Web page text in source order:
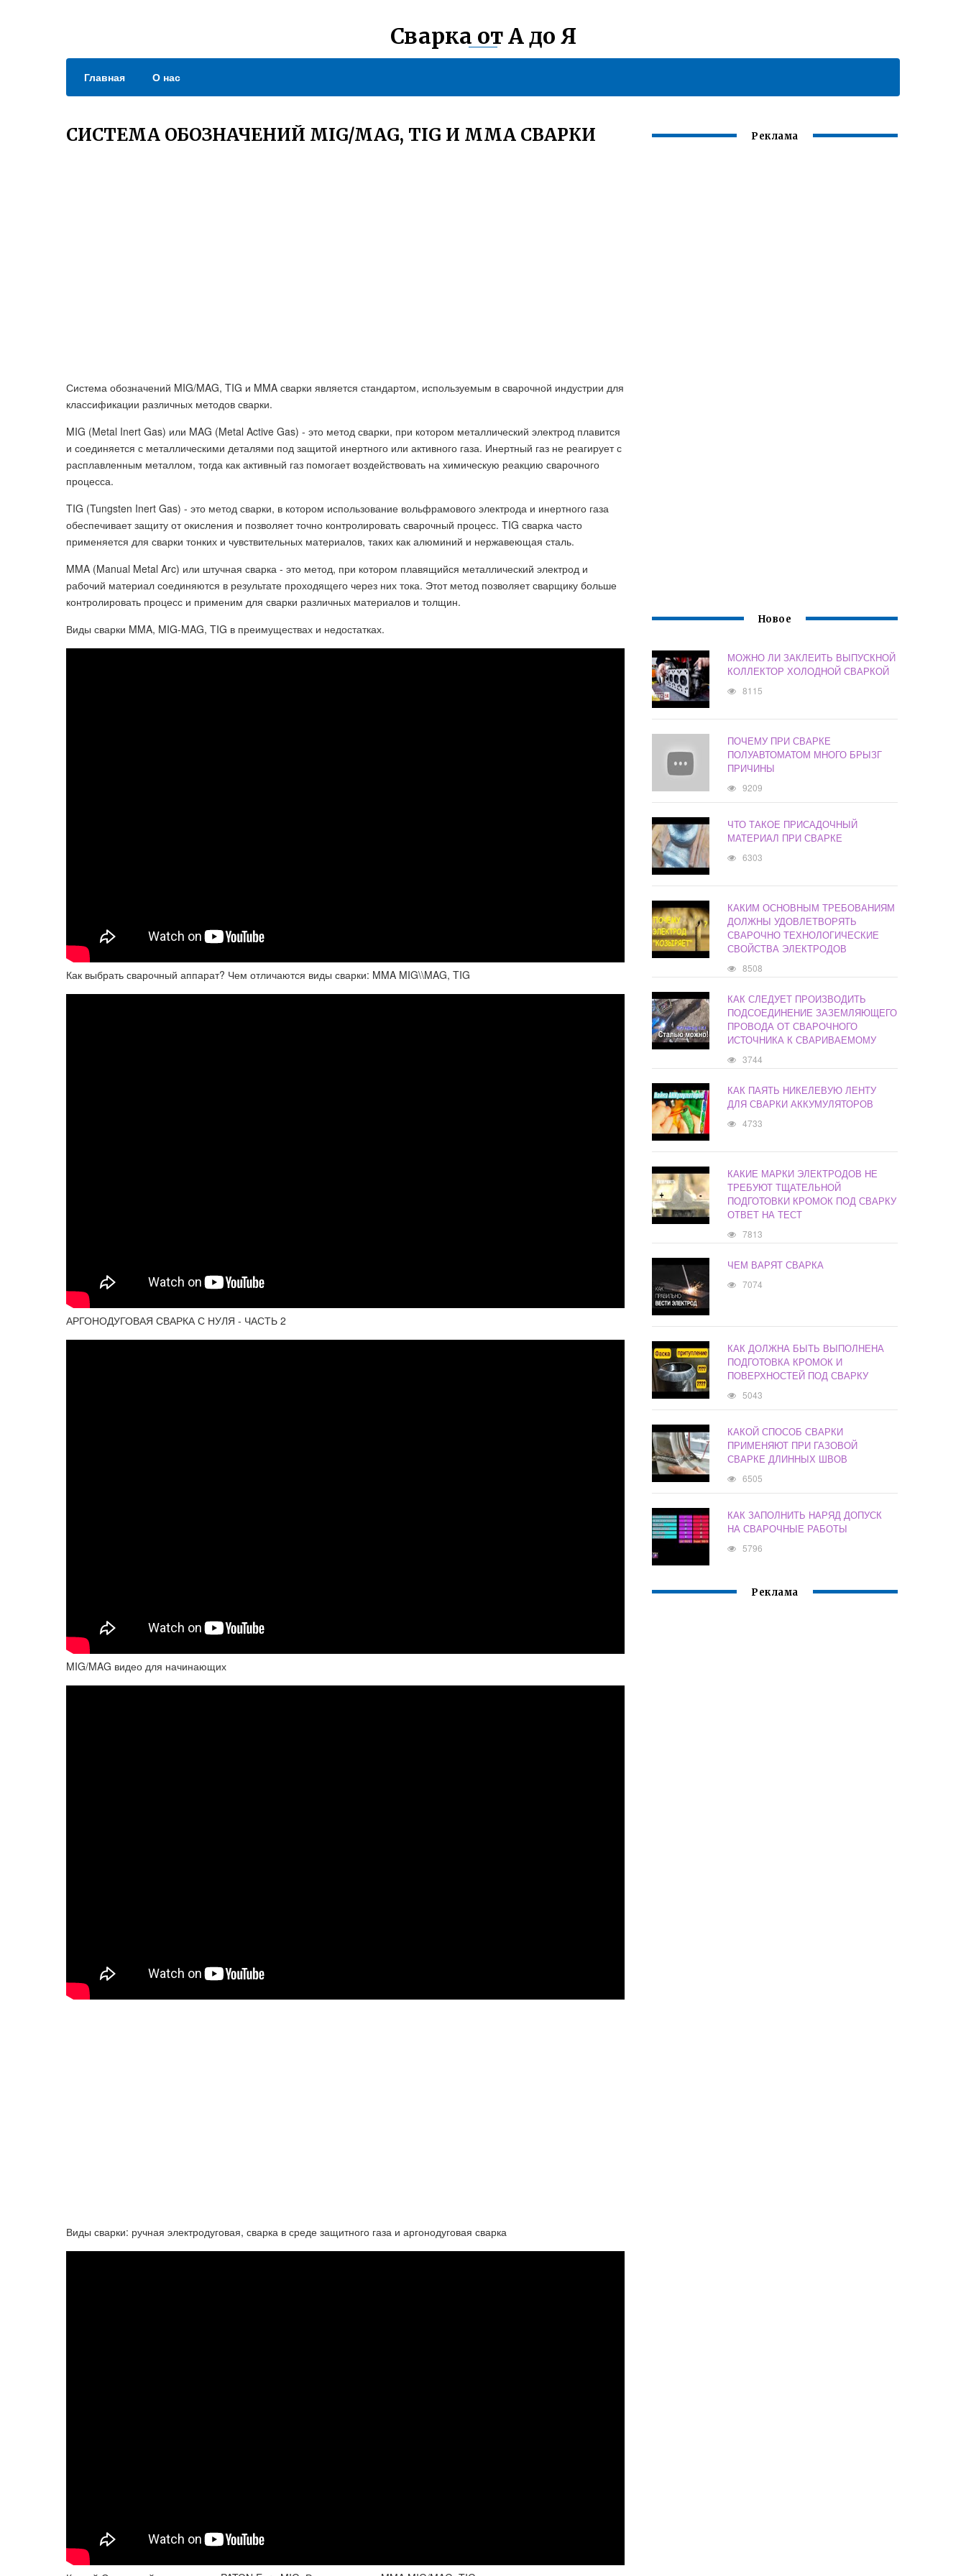
Сварка от А до Я
Главная О нас
СИСТЕМА ОБОЗНАЧЕНИЙ MIG/MAG, TIG И MMA СВАРКИ
Система обозначений MIG/MAG, TIG и MMA сварки является стандартом, используемым в сварочной индустрии для
классификации различных методов сварки.
MIG (Metal Inert Gas) или MAG (Metal Active Gas) - это метод сварки, при котором металлический электрод плавится
и соединяется с металлическими деталями под защитой инертного или активного газа. Инертный газ не реагирует с
расплавленным металлом, тогда как активный газ помогает воздействовать на химическую реакцию сварочного
процесса.
TIG (Tungsten Inert Gas) - это метод сварки, в котором использование вольфрамового электрода и инертного газа
обеспечивает защиту от окисления и позволяет точно контролировать сварочный процесс. TIG сварка часто
применяется для сварки тонких и чувствительных материалов, таких как алюминий и нержавеющая сталь.
MMA (Manual Metal Arc) или штучная сварка - это метод, при котором плавящийся металлический электрод и
рабочий материал соединяются в результате проходящего через них тока. Этот метод позволяет сварщику больше
контролировать процесс и применим для сварки различных материалов и толщин.
Виды сварки MMA, MIG-MAG, TIG в преимуществах и недостатках.
Как выбрать сварочный аппарат? Чем отличаются виды сварки: MMA MIG\\MAG, TIG
АРГОНОДУГОВАЯ СВАРКА С НУЛЯ - ЧАСТЬ 2
MIG/MAG видео для начинающих
Виды сварки: ручная электродуговая, сварка в среде защитного газа и аргонодуговая сварка
Реклама
Новое
МОЖНО ЛИ ЗАКЛЕИТЬ ВЫПУСКНОЙ
КОЛЛЕКТОР ХОЛОДНОЙ СВАРКОЙ
8115
ПОЧЕМУ ПРИ СВАРКЕ
ПОЛУАВТОМАТОМ МНОГО БРЫЗГ
ПРИЧИНЫ
9209
ЧТО ТАКОЕ ПРИСАДОЧНЫЙ
МАТЕРИАЛ ПРИ СВАРКЕ
6303
КАКИМ ОСНОВНЫМ ТРЕБОВАНИЯМ
ДОЛЖНЫ УДОВЛЕТВОРЯТЬ
СВАРОЧНО ТЕХНОЛОГИЧЕСКИЕ
СВОЙСТВА ЭЛЕКТРОДОВ
8508
КАК СЛЕДУЕТ ПРОИЗВОДИТЬ
ПОДСОЕДИНЕНИЕ ЗАЗЕМЛЯЮЩЕГО
ПРОВОДА ОТ СВАРОЧНОГО
ИСТОЧНИКА К СВАРИВАЕМОМУ
3744
КАК ПАЯТЬ НИКЕЛЕВУЮ ЛЕНТУ
ДЛЯ СВАРКИ АККУМУЛЯТОРОВ
4733
КАКИЕ МАРКИ ЭЛЕКТРОДОВ НЕ
ТРЕБУЮТ ТЩАТЕЛЬНОЙ
ПОДГОТОВКИ КРОМОК ПОД СВАРКУ
ОТВЕТ НА ТЕСТ
7813
ЧЕМ ВАРЯТ СВАРКА
7074
КАК ДОЛЖНА БЫТЬ ВЫПОЛНЕНА
ПОДГОТОВКА КРОМОК И
ПОВЕРХНОСТЕЙ ПОД СВАРКУ
5043
КАКОЙ СПОСОБ СВАРКИ
ПРИМЕНЯЮТ ПРИ ГАЗОВОЙ
СВАРКЕ ДЛИННЫХ ШВОВ
6505
КАК ЗАПОЛНИТЬ НАРЯД ДОПУСК
НА СВАРОЧНЫЕ РАБОТЫ
5796
Реклама